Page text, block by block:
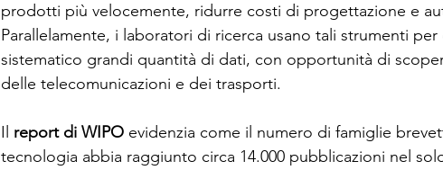
prodotti più velocemente, ridurre costi di progettazione e
Parallelamente, i laboratori di ricerca usano tali strumenti
sistematico grandi quantità di dati, con opportunità di
delle telecomunicazioni e dei trasporti.
Il report di WIPO evidenzia come il numero di famiglie
tecnologia abbia raggiunto circa 14.000 pubblicazioni nel